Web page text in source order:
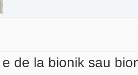
de la bionik sau